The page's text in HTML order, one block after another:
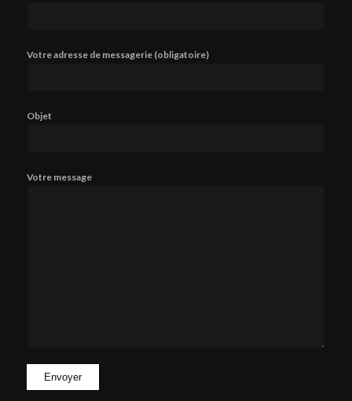
Votre adresse de messagerie (obligatoire)
Objet
Votre message